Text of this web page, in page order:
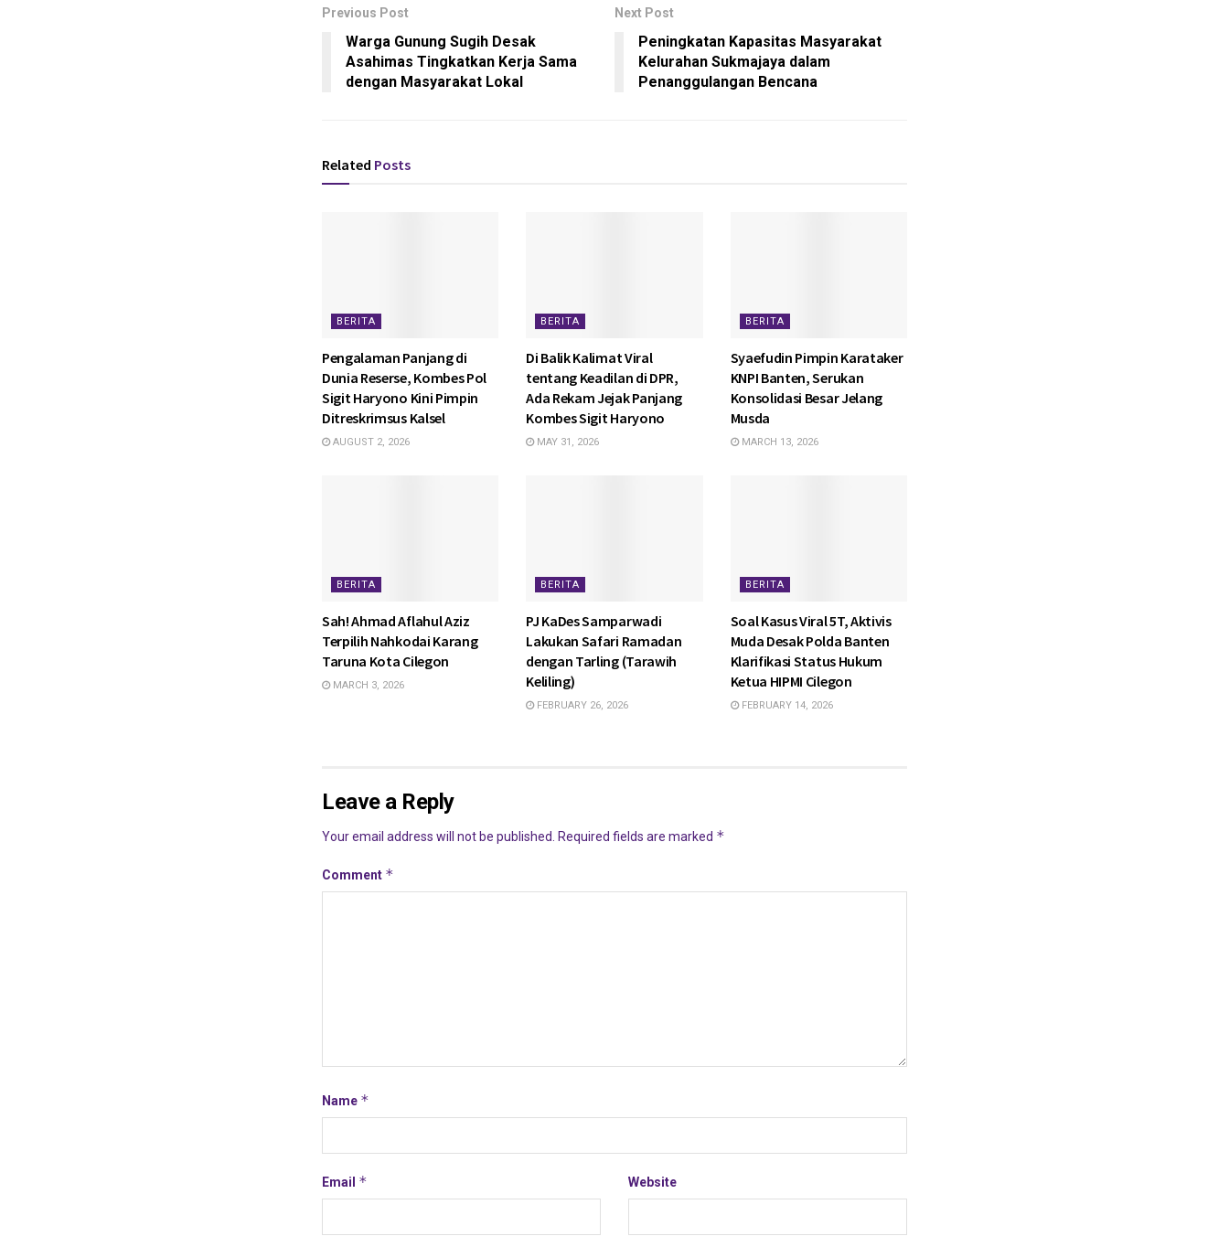
Previous Post
Warga Gunung Sugih Desak
Asahimas Tingkatkan Kerja Sama
dengan Masyarakat Lokal
Next Post
Peningkatan Kapasitas Masyarakat
Kelurahan Sukmajaya dalam
Penanggulangan Bencana
Related Posts
BERITA
Pengalaman Panjang di
Dunia Reserse, Kombes Pol
Sigit Haryono Kini Pimpin
Ditreskrimsus Kalsel
AUGUST 2, 2026
BERITA
Di Balik Kalimat Viral
tentang Keadilan di DPR,
Ada Rekam Jejak Panjang
Kombes Sigit Haryono
MAY 31, 2026
BERITA
Syaefudin Pimpin Karataker
KNPI Banten, Serukan
Konsolidasi Besar Jelang
Musda
MARCH 13, 2026
BERITA
Sah! Ahmad Aflahul Aziz
Terpilih Nahkodai Karang
Taruna Kota Cilegon
MARCH 3, 2026
BERITA
PJ KaDes Samparwadi
Lakukan Safari Ramadan
dengan Tarling (Tarawih
Keliling)
FEBRUARY 26, 2026
BERITA
Soal Kasus Viral 5T, Aktivis
Muda Desak Polda Banten
Klarifikasi Status Hukum
Ketua HIPMI Cilegon
FEBRUARY 14, 2026
Leave a Reply
Your email address will not be published. Required fields are marked *
Comment *
Name *
Email * Website